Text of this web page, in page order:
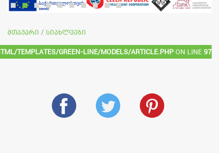
მთავარი / სიახლეები
templates/green-line/models/article.php on line 97